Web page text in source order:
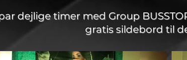
dejlige timer med Group
gratis sildebord til